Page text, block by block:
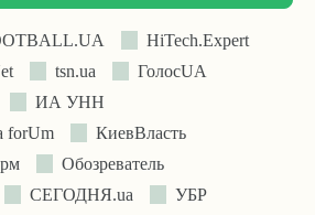
HiTech.Expert
tsn.ua
ГолосUA
ИА УНН
forUm
КиевВласть
Обозреватель
СЕГОДНЯ.ua
УБР